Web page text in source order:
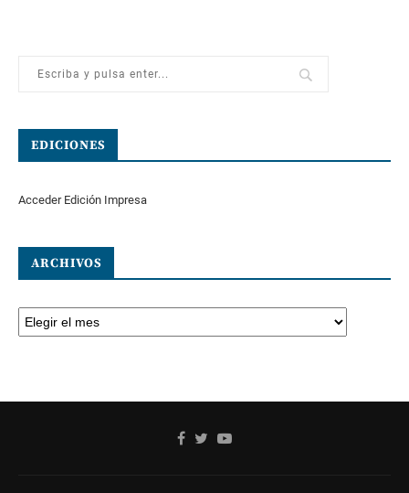
EDICIONES
Acceder Edición Impresa
ARCHIVOS